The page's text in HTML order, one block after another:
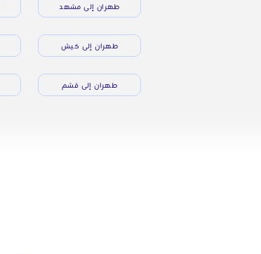
طهران إلى مشهد
طهران إلى كيش
طهران إلى قشم